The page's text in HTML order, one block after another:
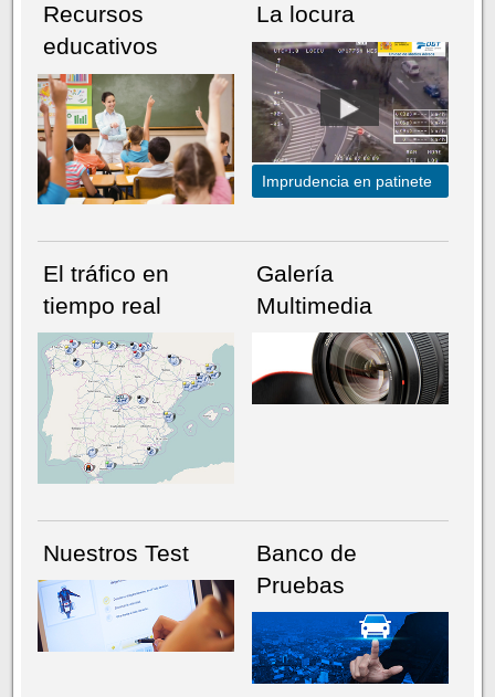
NÚMERO ACTUALHEMEROTECA
Recursos
educativos
La locura
Imprudencia en patinete
El tráfico en
tiempo real
Galería
Multimedia
Nuestros Test
Banco de
Pruebas